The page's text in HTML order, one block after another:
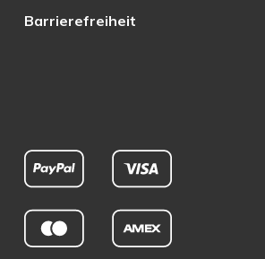
Barrierefreiheit